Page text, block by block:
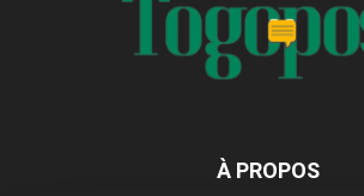
À PROPOS